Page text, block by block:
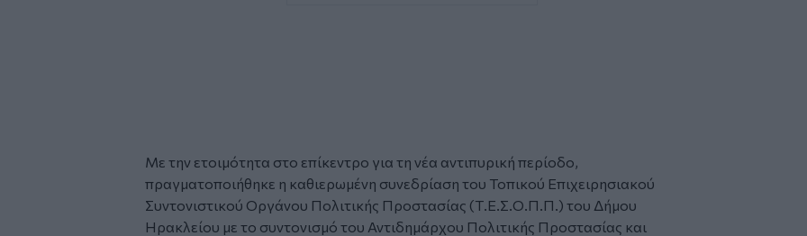
Με την ετοιμότητα στο επίκεντρο για τη νέα αντιπυρική περίοδο,
πραγματοποιήθηκε η καθιερωμένη συνεδρίαση του Τοπικού Επιχειρησιακού
Συντονιστικού Οργάνου Πολιτικής Προστασίας (Τ.Ε.Σ.Ο.Π.Π.) του Δήμου
Ηρακλείου με το συντονισμό του Αντιδημάρχου Πολιτικής Προστασίας και